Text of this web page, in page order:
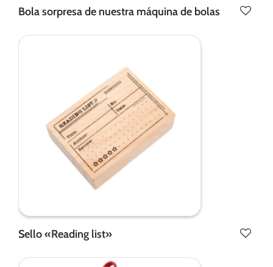
Bola sorpresa de nuestra máquina de bolas
Sello «Reading list»